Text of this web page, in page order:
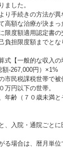
ました。
り手続きの方法が
高額な治療が決ま
限度額適用認定書
負担限度額までとな
式【一般的な収入の
-267,000円）×1%
市民税課税世帯で被
万円以下の世帯。
年齢（７０歳未満
、入院・通院ごと
る場合は、暦月単位